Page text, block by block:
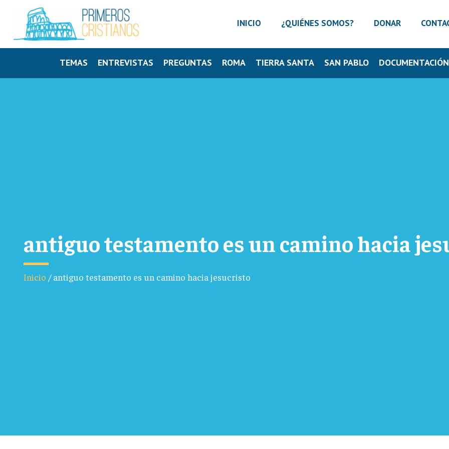
INICIO ¿QUIÉNES SOMOS? DONAR
TEMAS ENTREVISTAS PREGUNTAS ROMA TIERRA SANTA SAN PABLO DOCUMENTACIÓN
antiguo testamento es un camino hacia
Inicio /antiguo testamento es un camino hacia jesucristo